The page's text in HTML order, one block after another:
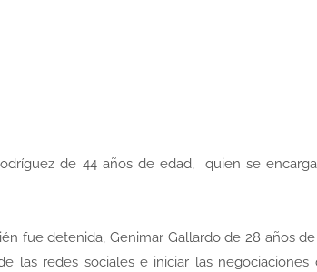
de 44 años de edad, quien se
fue detenida, Genimar Gallardo de 28 años
las redes sociales e iniciar las negociaciones